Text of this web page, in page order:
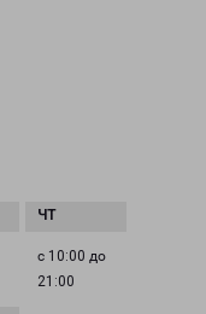
с 10:00 до
21:00